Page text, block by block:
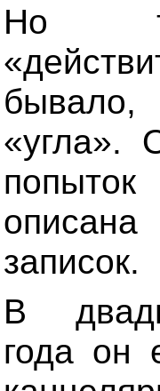
Но
«угла».
записок.
В
года он